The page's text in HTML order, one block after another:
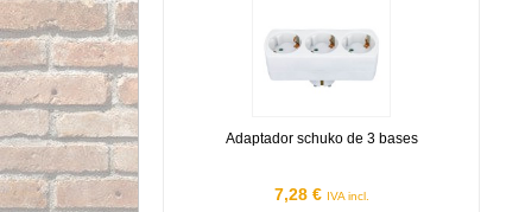
Adaptador schuko de 3 bases
7,28 € IVA incl.